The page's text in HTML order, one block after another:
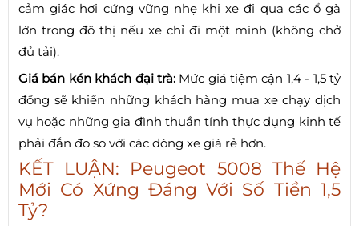
cảm giác hơi cứng vững nhẹ khi xe đi qua các ổ gà
lớn trong đô thị nếu xe chỉ đi một mình (không chở
đủ tải).
Giá bán kén khách đại trà:Mức giá tiệm cận 1,4 - 1,5 tỷ
đồng sẽ khiến những khách hàng mua xe chạy dịch
vụ hoặc những gia đình thuần tính thực dụng kinh tế
phải đắn đo so với các dòng xe giá rẻ hơn.
KẾT LUẬN: Peugeot 5008 Thế Hệ
Mới Có Xứng Đáng Với Số Tiền 1,5
Tỷ?